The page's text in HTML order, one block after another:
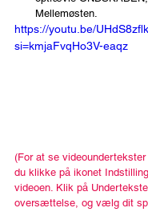
Mellemøsten.
https://youtu.be/
si=kmjaFvqHo3V-eaqz
(For at se
du klikke på ikonet
videoen. Klik på
oversættelse, og vælg dit